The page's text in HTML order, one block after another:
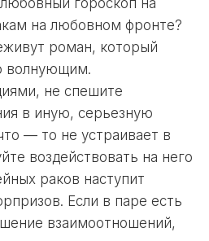
гороскоп на
на любовном фронте?
роман, который
волнующим.
не спешите
в иную, серьезную
— то не устраивает в
воздействовать на него
раков наступит
Если в паре есть
взаимоотношений,